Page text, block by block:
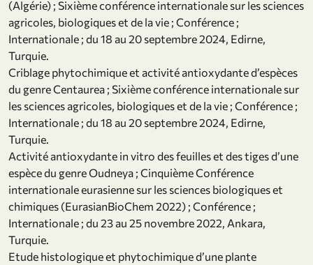
(Algérie) ; Sixième conférence internationale sur les sciences
agricoles, biologiques et de la vie ; Conférence ;
Internationale ; du 18 au 20 septembre 2024, Edirne,
Turquie.
Criblage phytochimique et activité antioxydante d’espèces
du genre Centaurea ; Sixième conférence internationale sur
les sciences agricoles, biologiques et de la vie ; Conférence ;
Internationale ; du 18 au 20 septembre 2024, Edirne,
Turquie.
Activité antioxydante in vitro des feuilles et des tiges d’une
espèce du genre Oudneya ; Cinquième Conférence
internationale eurasienne sur les sciences biologiques et
chimiques (EurasianBioChem 2022) ; Conférence ;
Internationale ; du 23 au 25 novembre 2022, Ankara,
Turquie.
Etude histologique et phytochimique d’une plante